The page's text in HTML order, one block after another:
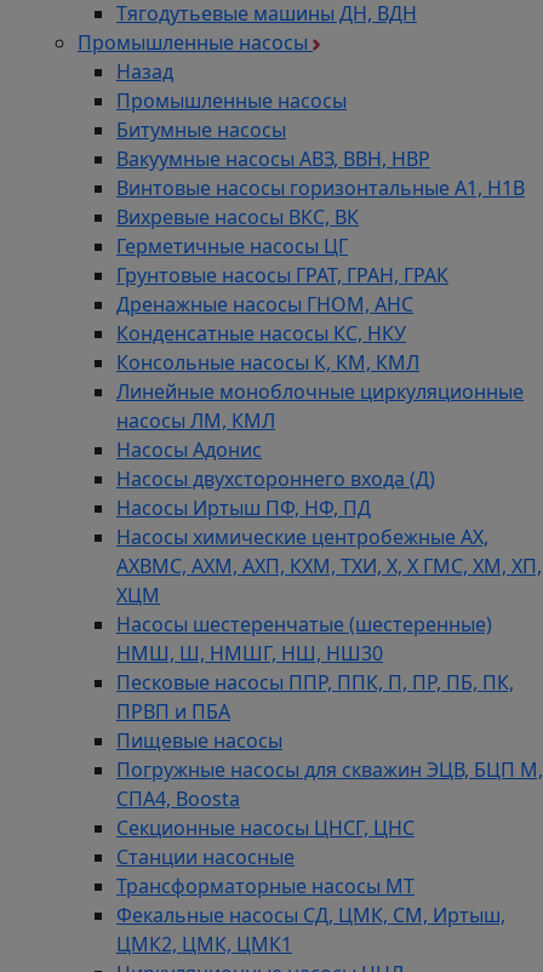
Тягодутьевые машины ДН, ВДН
Промышленные насосы
Назад
Промышленные насосы
Битумные насосы
Вакуумные насосы АВЗ, ВВН, НВР
Винтовые насосы горизонтальные А1, Н1В
Вихревые насосы ВКС, ВК
Герметичные насосы ЦГ
Грунтовые насосы ГРАТ, ГРАН, ГРАК
Дренажные насосы ГНОМ, АНС
Конденсатные насосы КС, НКУ
Консольные насосы К, КМ, КМЛ
Линейные моноблочные циркуляционные
насосы ЛМ, КМЛ
Насосы Адонис
Насосы двухстороннего входа (Д)
Насосы Иртыш ПФ, НФ, ПД
Насосы химические центробежные АХ,
АХВМС, АХМ, АХП, КХМ, ТХИ, Х, Х ГМС, ХМ, ХП,
ХЦМ
Насосы шестеренчатые (шестеренные)
НМШ, Ш, НМШГ, НШ, НШ30
Песковые насосы ППР, ППК, П, ПР, ПБ, ПК,
ПРВП и ПБА
Пищевые насосы
Погружные насосы для скважин ЭЦВ, БЦП М,
СПА4, Boosta
Секционные насосы ЦНСГ, ЦНС
Станции насосные
Трансформаторные насосы МТ
Фекальные насосы СД, ЦМК, СМ, Иртыш,
ЦМК2, ЦМК, ЦМК1